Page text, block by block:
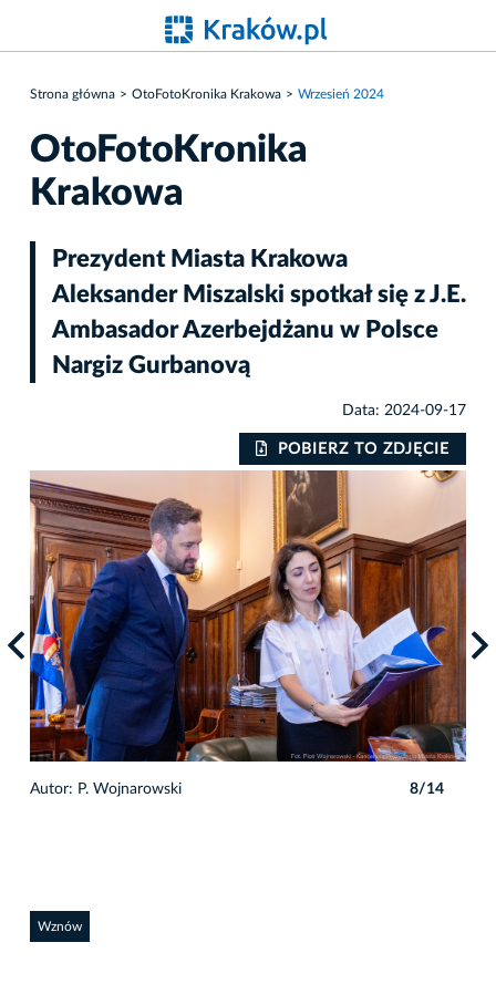
Strona główna OtoFotoKronika Krakowa Wrzesień 2024
OtoFotoKronika
Krakowa
Prezydent Miasta Krakowa
Aleksander Miszalski spotkał się z J.E.
Ambasador Azerbejdżanu w Polsce
Nargiz Gurbanovą
Data: 2024-09-17
POBIERZ TO ZDJĘCIE
Autor: P. Wojnarowski 8/14
Wznów